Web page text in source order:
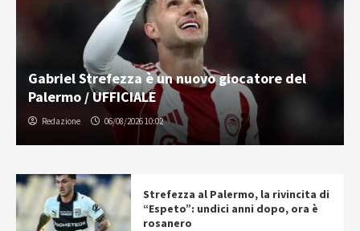
Gabriel Strefezza è un nuovo giocatore del
Palermo / UFFICIALE
Redazione 06/08/2026 10:02
Strefezza al Palermo, la rivincita di
“Espeto”: undici anni dopo, ora è
rosanero